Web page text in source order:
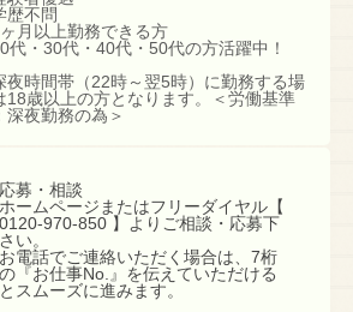
歴不問
ヶ月以上勤務できる方
代・30代・40代・50代の方活躍中！
時間帯（22時～翌5時）に勤務する場
18歳以上の方となります。＜労働基準
深夜勤務の為＞
応募・相談
ホームページまたはフリーダイヤル【
0120-970-850 】よりご相談・応募下
さい。
お電話でご連絡いただく場合は、7桁
の『お仕事No.』を伝えていただける
とスムーズに進みます。